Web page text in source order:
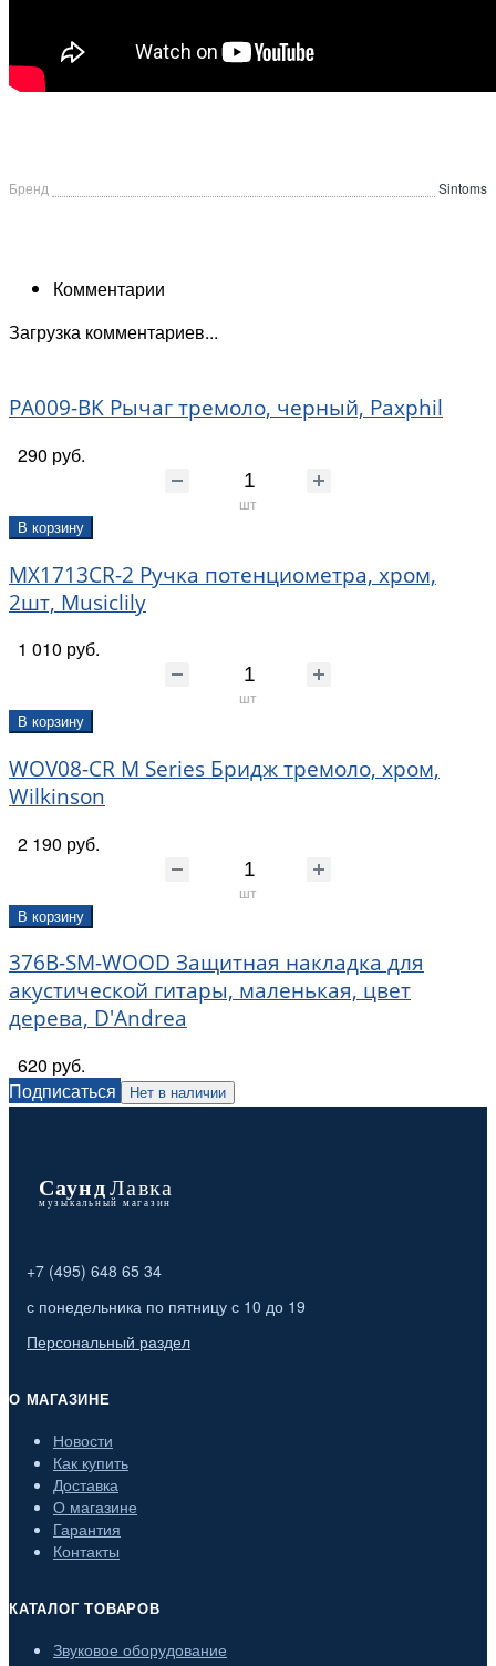
Бренд Sintoms
Комментарии
Загрузка комментариев...
PA009-BK Рычаг тремоло, черный, Paxphil
290 руб.
шт
В корзину
MX1713CR-2 Ручка потенциометра, хром,
2шт, Musiclily
1 010 руб.
шт
В корзину
WOV08-CR M Series Бридж тремоло, хром,
Wilkinson
2 190 руб.
шт
В корзину
376B-SM-WOOD Защитная накладка для
акустической гитары, маленькая, цвет
дерева, D'Andrea
620 руб.
Подписаться
Нет в наличии
+7 (495) 648 65 34
с понедельника по пятницу с 10 до 19
Персональный раздел
О МАГАЗИНЕ
Новости
Как купить
Доставка
О магазине
Гарантия
Контакты
КАТАЛОГ ТОВАРОВ
Звуковое оборудование